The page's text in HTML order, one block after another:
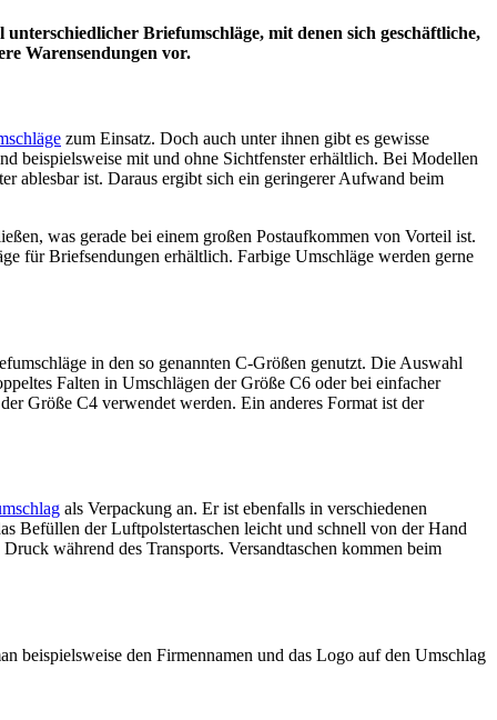
Briefumschläge, mit denen sich geschäftliche,
Warensendungen vor.
zum Einsatz. Doch auch unter ihnen gibt es gewisse
beispielsweise mit und ohne Sichtfenster erhältlich. Bei Modellen
ablesbar ist. Daraus ergibt sich ein geringerer Aufwand beim
was gerade bei einem großen Postaufkommen von Vorteil ist.
für Briefsendungen erhältlich. Farbige Umschläge werden gerne
in den so genannten C-Größen genutzt. Die Auswahl
Falten in Umschlägen der Größe C6 oder bei einfacher
Größe C4 verwendet werden. Ein anderes Format ist der
als Verpackung an. Er ist ebenfalls in verschiedenen
Befüllen der Luftpolstertaschen leicht und schnell von der Hand
während des Transports. Versandtaschen kommen beim
beispielsweise den Firmennamen und das Logo auf den Umschlag